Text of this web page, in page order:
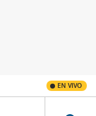
EN VIVO